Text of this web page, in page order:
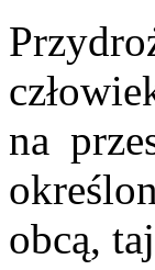
na
obcą,